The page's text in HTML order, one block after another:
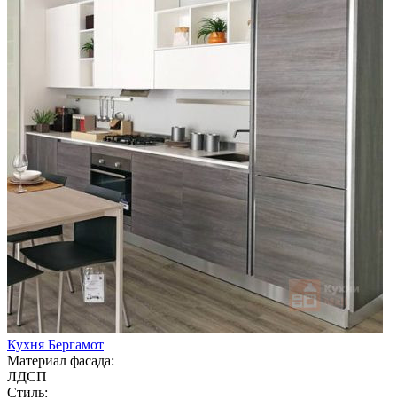
Кухня Бергамот
Материал фасада:
ЛДСП
Стиль: